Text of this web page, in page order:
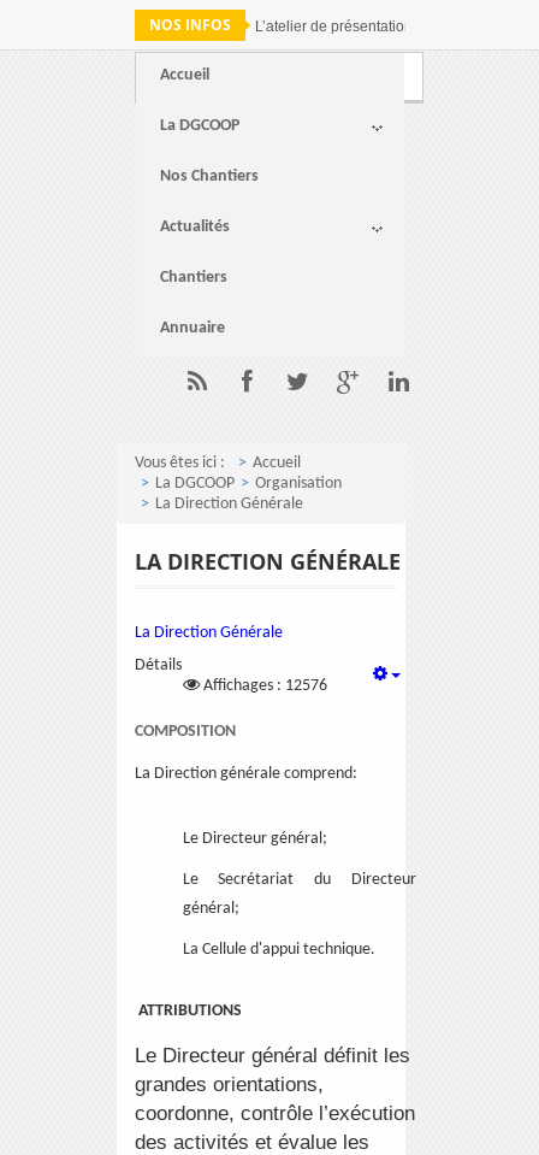
NOS INFOS L’atelier de présentation des résultats de
Accueil
La DGCOOP
Nos Chantiers
Actualités
Chantiers
Annuaire
Vous êtes ici :
Accueil
La DGCOOP
Organisation
La Direction Générale
LA DIRECTION GÉNÉRALE
La Direction Générale
Détails
Affichages : 12576
COMPOSITION
La Direction générale comprend:
Le Directeur général;
Le Secrétariat du Directeur
général;
La Cellule d'appui technique.
ATTRIBUTIONS
Le Directeur général définit les
grandes orientations,
coordonne, contrôle l’exécution
des activités et évalue les